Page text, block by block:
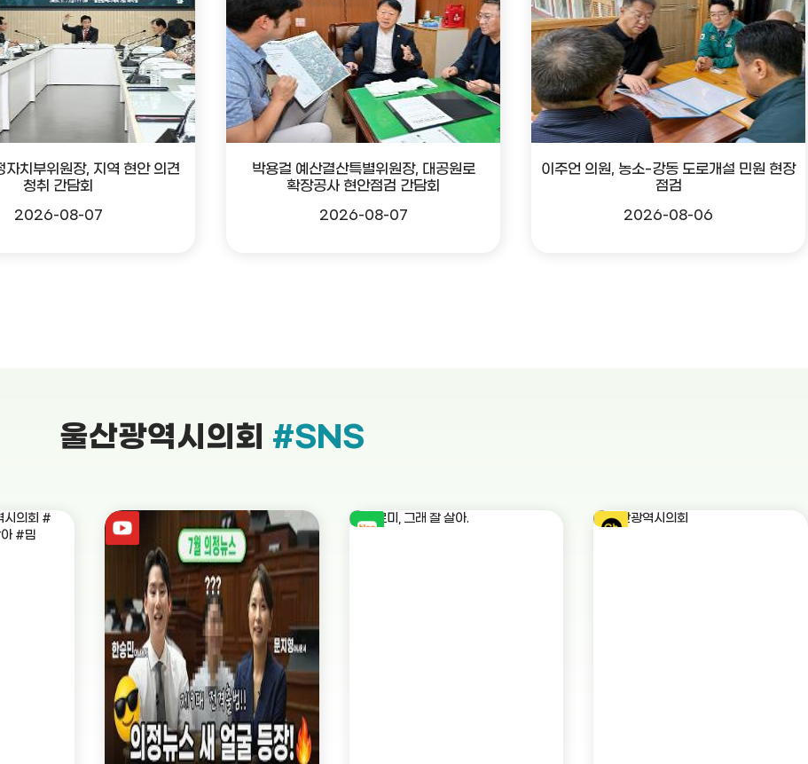
자치부위원장, 지역 현안 의견
청취 간담회
2026-08-07
박용걸 예산결산특별위원장, 대공원로
확장공사 현안점검 간담회
2026-08-07
이주언 의원, 농소-강동 도로개설 민원 현장
점검
2026-08-06
울산광역시의회 #SNS